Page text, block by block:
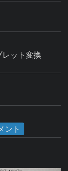
ット変換
ント